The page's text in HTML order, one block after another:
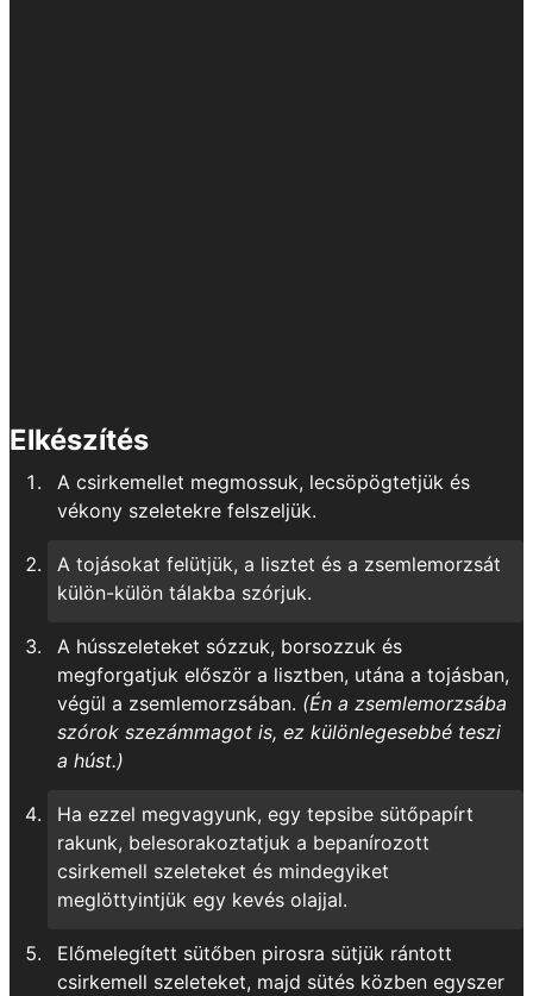
Elkészítés
A csirkemellet megmossuk, lecsöpögtetjük és
vékony szeletekre felszeljük.
A tojásokat felütjük, a lisztet és a zsemlemorzsát
külön-külön tálakba szórjuk.
A hússzeleteket sózzuk, borsozzuk és
megforgatjuk először a lisztben, utána a tojásban,
végül a zsemlemorzsában. (Én a zsemlemorzsába
szórok szezámmagot is, ez különlegesebbé teszi
a húst.)
Ha ezzel megvagyunk, egy tepsibe sütőpapírt
rakunk, belesorakoztatjuk a bepanírozott
csirkemell szeleteket és mindegyiket
meglöttyintjük egy kevés olajjal.
Előmelegített sütőben pirosra sütjük rántott
csirkemell szeleteket, majd sütés közben egyszer